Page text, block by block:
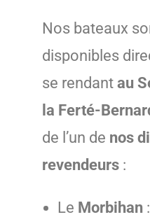
Nos bateaux
disponibles
se rendant au
la Ferté-
de l’un de nos
revendeurs :
Le Morbihan :